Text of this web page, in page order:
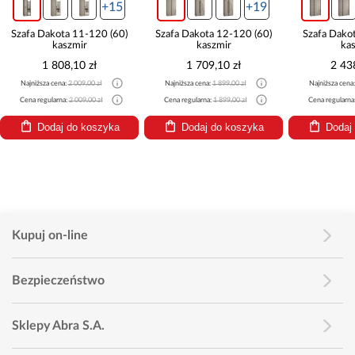
+15
120 (60)
zł
zł
koszyka
+19
Szafa Dakota 12-120 (60)
Najniższa cena: 1 899,00 zł
Cena regularna: 1 899,00 zł
Dodaj do koszyka
+19
Szafa Dakota 4-180 (45)
Najniższa cena: 2 709,00 zł
Cena regularna: 2 709,00 zł
Dodaj do koszyka
Kupuj on-line
Bezpieczeństwo
Sklepy Abra S.A.